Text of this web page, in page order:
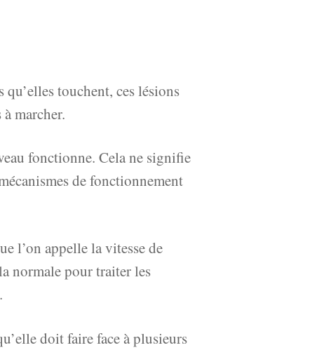
touchent, ces lésions
marcher.
fonctionne. Cela ne signifie
de fonctionnement
l’on appelle la vitesse de
normale pour traiter les
doit faire face à plusieurs